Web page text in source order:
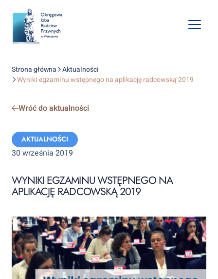
Open
Strona główna
Aktualności
Wyniki egzaminu wstępnego na aplikację radcowską 2019
Wróć do aktualności
Categories:
AKTUALNOŚCI
30 września 2019
WYNIKI EGZAMINU WSTĘPNEGO NA
APLIKACJĘ RADCOWSKĄ 2019